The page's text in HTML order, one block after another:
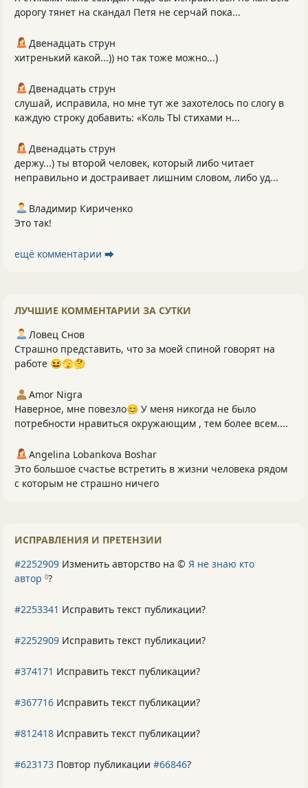
дорогу тянет на скандал Петя не серчай пока...
Двенадцать струн
хитренький какой...)) но так тоже можно...)
Двенадцать струн
слушай, исправила, но мне тут же захотелось по слогу в
каждую строку добавить: «Коль ТЫ стихами н...
Двенадцать струн
держу...) ты второй человек, который либо читает
неправильно и достраивает лишним словом, либо уд...
Владимир Кириченко
Это так!
ещё комментарии ⮕
ЛУЧШИЕ КОММЕНТАРИИ ЗА СУТКИ
Ловец Снов
Страшно представить, что за моей спиной говорят на
работе 😆🫣🤔
Amor Nigra
Наверное, мне повезло😊 У меня никогда не было
потребности нравиться окружающим , тем более всем....
Angelina Lobankova Boshar
Это большое счастье встретить в жизни человека рядом
с которым не страшно ничего
ИСПРАВЛЕНИЯ И ПРЕТЕНЗИИ
#2252909 Изменить авторство на © Я не знаю кто
автор 0?
#2253341 Исправить текст публикации?
#2252909 Исправить текст публикации?
#374171 Исправить текст публикации?
#367716 Исправить текст публикации?
#812418 Исправить текст публикации?
#623173 Повтор публикации #66846?